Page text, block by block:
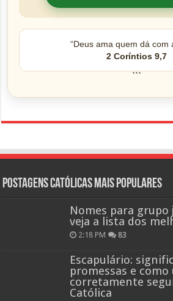
“Deus ama quem dá com
2 Coríntios 9,7
```
Postagens católicas mais Populares
Nomes para grupo
veja a lista dos
2:18 PM 83
Escapulário:
promessas e como
corretamente
Católica